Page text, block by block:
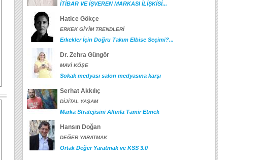
İTİBAR VE İŞVEREN MARKASI İLİŞKİSİ...
Hatice Gökçe
ERKEK GİYİM TRENDLERİ
Erkekler İçin Doğru Takım Elbise Seçimi?...
Dr. Zehra Güngör
MAVİ KÖŞE
Sokak medyası salon medyasına karşı
Serhat Akkılıç
DİJİTAL YAŞAM
Marka Stratejisini Altınla Tamir Etmek
Hansın Doğan
DEĞER YARATMAK
Ortak Değer Yaratmak ve KSS 3.0